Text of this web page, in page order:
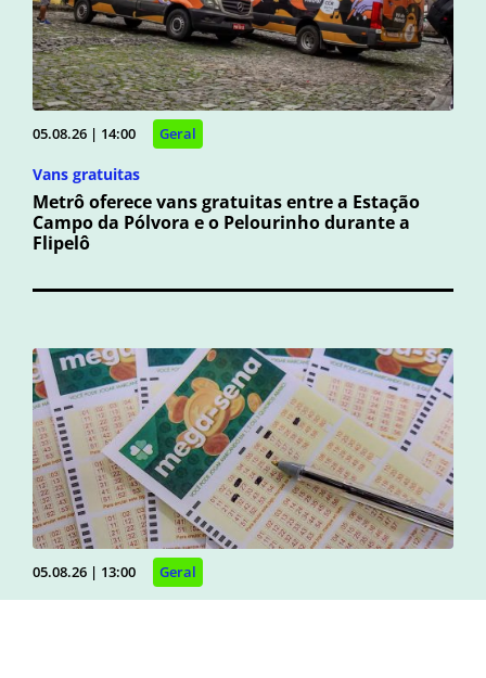
05.08.26 | 14:00 Geral
Vans gratuitas
Metrô oferece vans gratuitas entre a Estação
Campo da Pólvora e o Pelourinho durante a
Flipelô
05.08.26 | 13:00 Geral